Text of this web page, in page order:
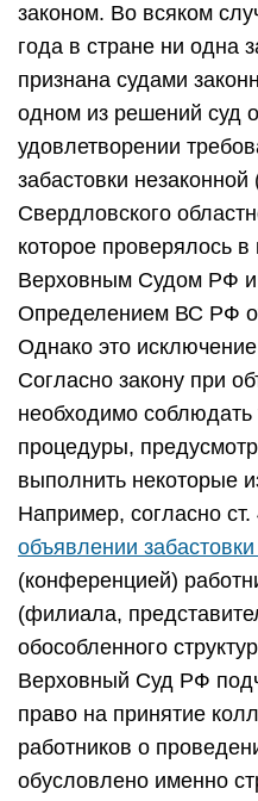
законом. Во всяком
года в стране ни одна
признана судами
одном из решений суд
удовлетворении
забастовки
Свердловского
которое проверялось
Верховным Судом РФ и
Определением ВС РФ
Однако это
Согласно закону при
необходимо соблюдать
процедуры,
выполнить некоторые
Например, согласно
объявлении
(конференцией)
(филиала,
обособленного
Верховный Суд РФ
право на принятие
работников о
обусловлено именно